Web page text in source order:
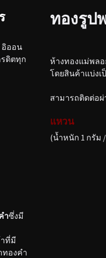
ทองรูป
ห้างทองแม่พลอ
โดยสินค้าแบ่งเ
สามารถติดต่อผ่
แหวน
(น้ำหนัก 1 กรัม /
อิออน
รดิตทุก
ำซึ่งมี
ที่มี
องคำ